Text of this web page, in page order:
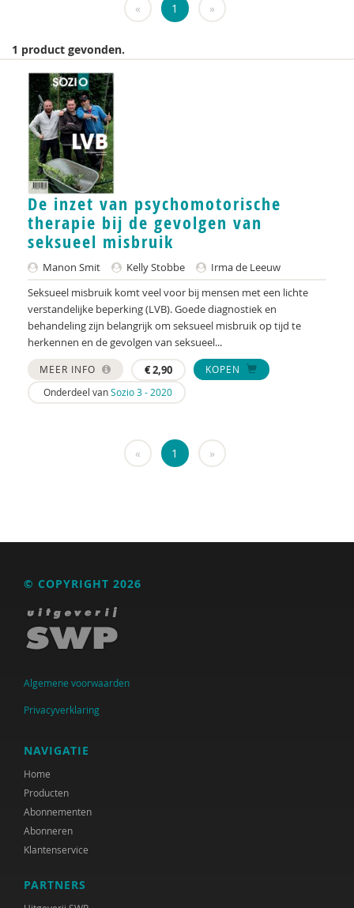
Fier
GREVIO
het Regeringscommissariaat seksueel
grensoverschrijdend gedrag en seksueel geweld
huisarts
KNMG
Landelijk Kenniscentrum LVB
LIDIE
Maatschappelijk Impact Team
Mariëlle Bruning
Mentale gezondheidsnetwerken
Movisie
Regioplan
World Health Organization
WRR
René .C. Hoksbergen
Tim 'S Jongers
Jeugdautoriteit (JA)
« 1 »
1 product gevonden.
De inzet van psychomotorische
therapie bij de gevolgen van
seksueel misbruik
Manon Smit Kelly Stobbe
Irma de Leeuw
Seksueel misbruik komt veel voor bij mensen met een lichte
verstandelijke beperking (LVB). Goede diagnostiek en
behandeling zijn belangrijk om seksueel misbruik op tijd te
herkennen en de gevolgen van seksueel...
MEER INFO €2,90
KOPEN
Onderdeel vanSozio 3 - 2020
« 1 »
© COPYRIGHT 2026
Algemene voorwaarden
Privacyverklaring
NAVIGATIE
Home
Producten
Abonnementen
Abonneren
Klantenservice
PARTNERS